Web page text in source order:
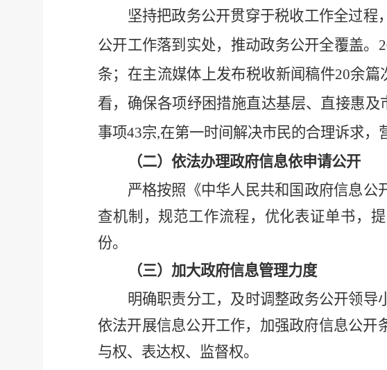
坚持把政务公开贯穿于税收工作全过
公开工作落到实处，推动政务公开全覆盖。
条；在主流媒体上发布税收新闻稿件20余
看，确保各项纾困措施直达基层、直接惠
事项43宗,在第一时间解决市民的合理诉求，
（二）依法办理政府信息依申请公开
严格按照《中华人民共和国政府信息公
查机制，规范工作流程，优化表证单书，提
份。
（三）加大政府信息管理力度
明确职责分工，及时调整政务公开领导
依法开展信息公开工作，加强政府信息公
与权、表达权、监督权。